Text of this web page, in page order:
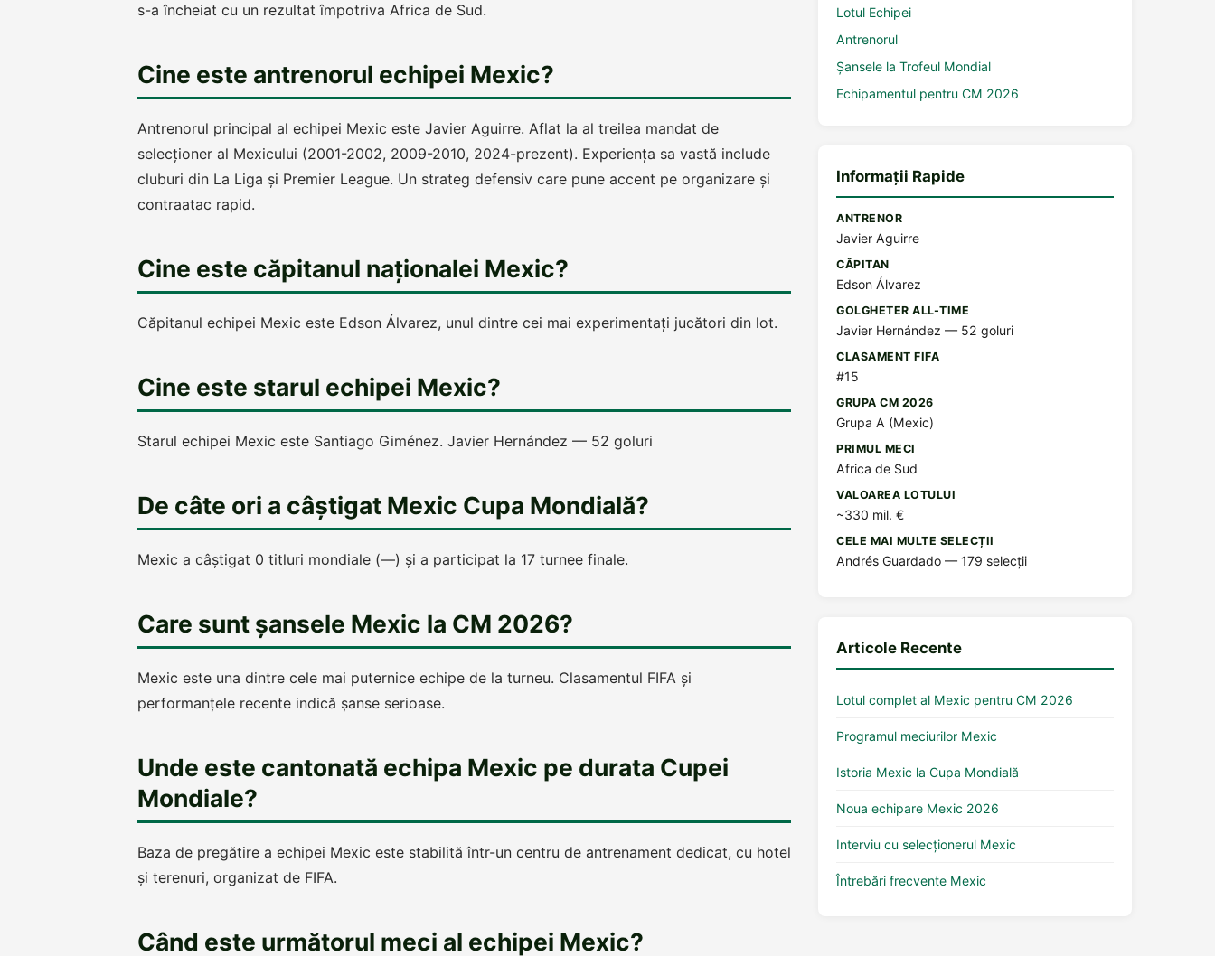
s-a încheiat cu un rezultat împotriva Africa de Sud.
Cine este antrenorul echipei Mexic?
Antrenorul principal al echipei Mexic este Javier Aguirre. Aflat la al treilea mandat de
selecționer al Mexicului (2001-2002, 2009-2010, 2024-prezent). Experiența sa vastă include
cluburi din La Liga și Premier League. Un strateg defensiv care pune accent pe organizare și
contraatac rapid.
Cine este căpitanul naționalei Mexic?
Căpitanul echipei Mexic este Edson Álvarez, unul dintre cei mai experimentați jucători din lot.
Cine este starul echipei Mexic?
Starul echipei Mexic este Santiago Giménez. Javier Hernández — 52 goluri
De câte ori a câștigat Mexic Cupa Mondială?
Mexic a câștigat 0 titluri mondiale (—) și a participat la 17 turnee finale.
Care sunt șansele Mexic la CM 2026?
Mexic este una dintre cele mai puternice echipe de la turneu. Clasamentul FIFA și
performanțele recente indică șanse serioase.
Unde este cantonată echipa Mexic pe durata Cupei
Mondiale?
Baza de pregătire a echipei Mexic este stabilită într-un centru de antrenament dedicat, cu hotel
și terenuri, organizat de FIFA.
Când este următorul meci al echipei Mexic?
Lotul Echipei
Antrenorul
Șansele la Trofeul Mondial
Echipamentul pentru CM 2026
Informații Rapide
ANTRENOR
Javier Aguirre
CĂPITAN
Edson Álvarez
GOLGHETER ALL-TIME
Javier Hernández — 52 goluri
CLASAMENT FIFA
#15
GRUPA CM 2026
Grupa A (Mexic)
PRIMUL MECI
Africa de Sud
VALOAREA LOTULUI
~330 mil. €
CELE MAI MULTE SELECȚII
Andrés Guardado — 179 selecții
Articole Recente
Lotul complet al Mexic pentru CM 2026
Programul meciurilor Mexic
Istoria Mexic la Cupa Mondială
Noua echipare Mexic 2026
Interviu cu selecționerul Mexic
Întrebări frecvente Mexic